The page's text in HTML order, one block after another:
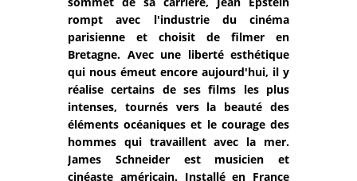
rompt avec l'industrie du cinéma
parisienne et choisit de filmer en
Bretagne. Avec une liberté esthétique
qui nous émeut encore aujourd'hui, il y
réalise certains de ses films les plus
intenses, tournés vers la beauté des
éléments océaniques et le courage des
hommes qui travaillent avec la mer.
James Schneider est musicien et
cinéaste américain. Installé en France